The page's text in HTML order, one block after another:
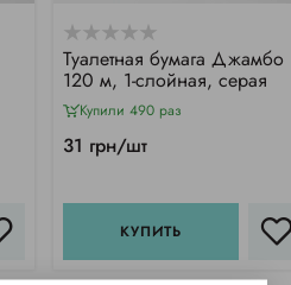
Туалетная бумага Джамбо
120 м, 1-слойная, серая
Купили 490 раз
31 грн/шт
КУПИТЬ